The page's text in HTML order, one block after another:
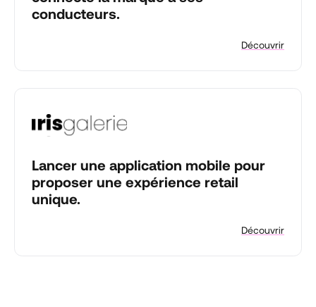
conducteurs.
Découvrir
Lancer une application mobile pour
proposer une expérience retail
unique.
Découvrir